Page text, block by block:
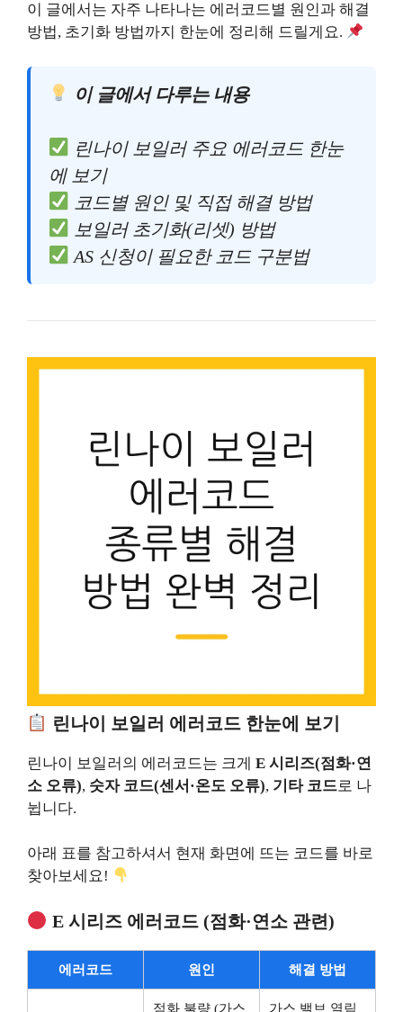
이 글에서는 자주 나타나는 에러코드별 원인과 해결
방법, 초기화 방법까지 한눈에 정리해 드릴게요.
이 글에서 다루는 내용
린나이 보일러 주요 에러코드 한눈
에 보기
코드별 원인 및 직접 해결 방법
보일러 초기화(리셋) 방법
AS 신청이 필요한 코드 구분법
린나이 보일러 에러코드 한눈에 보기
린나이 보일러의 에러코드는 크게 E 시리즈(점화·연
소 오류), 숫자 코드(센서·온도 오류), 기타 코드로 나
뉩니다.
아래 표를 참고하셔서 현재 화면에 뜨는 코드를 바로
찾아보세요!
E 시리즈 에러코드 (점화·연소 관련)
에러코드 원인 해결 방법
점화 불량 (가스 가스 밸브 열림